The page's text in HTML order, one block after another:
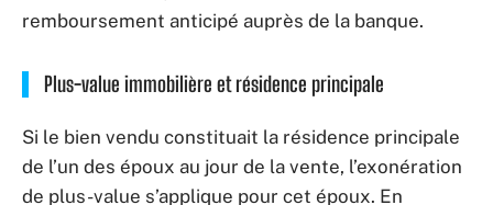
remboursement anticipé auprès de la banque.
Plus-value immobilière et résidence principale
Si le bien vendu constituait la résidence principale
de l’un des époux au jour de la vente, l’exonération
de plus-value s’applique pour cet époux. En